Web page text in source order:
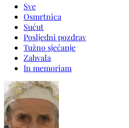
Sve
Osmrtnica
Sućut
Posljedni pozdrav
Tužno sjećanje
Zahvala
In memoriam